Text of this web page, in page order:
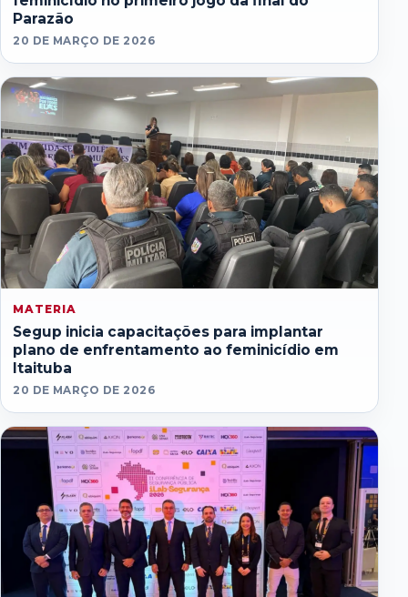
Parazão
20 DE MARÇO DE 2026
MATERIA
Segup inicia capacitações para implantar
plano de enfrentamento ao feminicídio em
Itaituba
20 DE MARÇO DE 2026